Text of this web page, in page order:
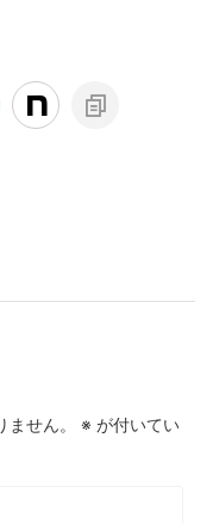
せん。 ※ が付いてい